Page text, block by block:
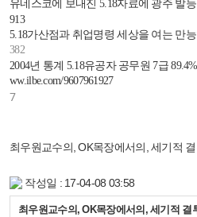
유네스코에 보내진 5.18자료에 광주 발
913
5.18가산점과 취업명령 세상을 여는 만능
382
2004년 통계 5.18유공자 공무원 7급
ww.ilbe.com/9607961927
7
최우원교수의, OK목장에서의, 세기적
작성일 : 17-04-08 03:58
최우원교수의, OK목장에서의, 세기적 결